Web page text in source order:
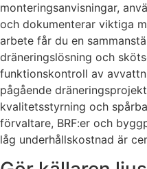
monteringsanvisningar,
och dokumenterar viktiga
arbete får du en
dräneringslösning och
funktionskontroll av
pågående
kvalitetsstyrning och
förvaltare, BRF:er och
låg underhållskostnad är